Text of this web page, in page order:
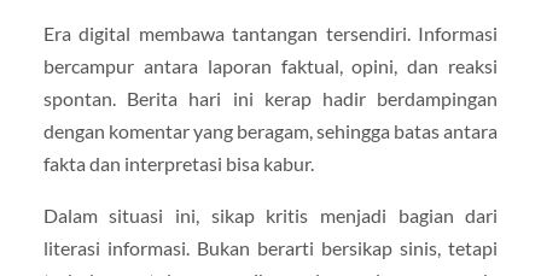
Era digital membawa tantangan tersendiri. Informasi
bercampur antara laporan faktual, opini, dan reaksi
spontan. Berita hari ini kerap hadir berdampingan
dengan komentar yang beragam, sehingga batas antara
fakta dan interpretasi bisa kabur.
Dalam situasi ini, sikap kritis menjadi bagian dari
literasi informasi. Bukan berarti bersikap sinis, tetapi